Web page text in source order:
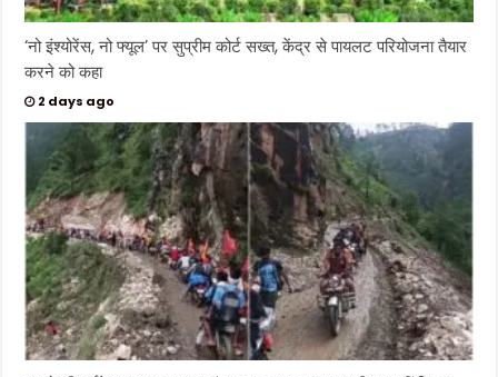
‘नो इंश्योरेंस, नो फ्यूल’ पर सुप्रीम कोर्ट सख्त, केंद्र से पायलट परियोजना तैयार
करने को कहा
2 days ago